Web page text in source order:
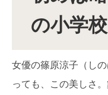
の小学
女優の篠原涼子（し
っても、この美しさ